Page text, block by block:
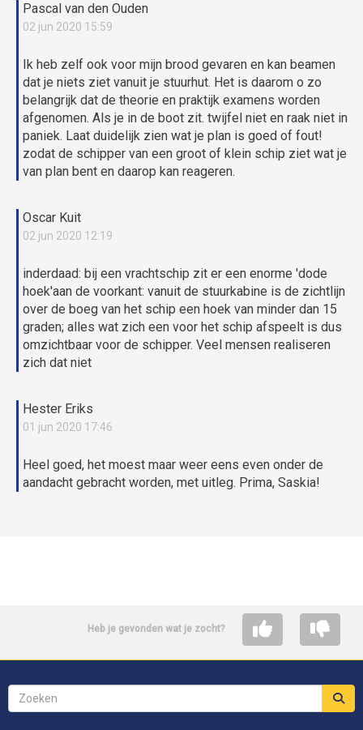
Pascal van den Ouden
02 jun 2020 15:59
Ik heb zelf ook voor mijn brood gevaren en kan beamen
dat je niets ziet vanuit je stuurhut. Het is daarom o zo
belangrijk dat de theorie en praktijk examens worden
afgenomen. Als je in de boot zit. twijfel niet en raak niet in
paniek. Laat duidelijk zien wat je plan is goed of fout!
zodat de schipper van een groot of klein schip ziet wat je
van plan bent en daarop kan reageren.
Oscar Kuit
02 jun 2020 12:19
inderdaad: bij een vrachtschip zit er een enorme 'dode
hoek'aan de voorkant: vanuit de stuurkabine is de zichtlijn
over de boeg van het schip een hoek van minder dan 15
graden; alles wat zich een voor het schip afspeelt is dus
omzichtbaar voor de schipper. Veel mensen realiseren
zich dat niet
Hester Eriks
01 jun 2020 17:46
Heel goed, het moest maar weer eens even onder de
aandacht gebracht worden, met uitleg. Prima, Saskia!
Heb je gevonden wat je zocht?